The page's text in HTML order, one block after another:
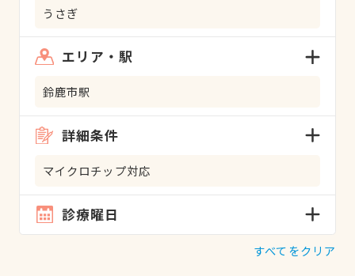
うさぎ
エリア・駅
鈴鹿市駅
詳細条件
マイクロチップ対応
診療曜日
すべてをクリア